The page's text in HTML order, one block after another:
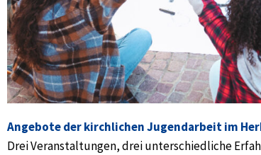
Angebote der kirchlichen Jugendarbeit im
Drei Veranstaltungen, drei unterschiedliche